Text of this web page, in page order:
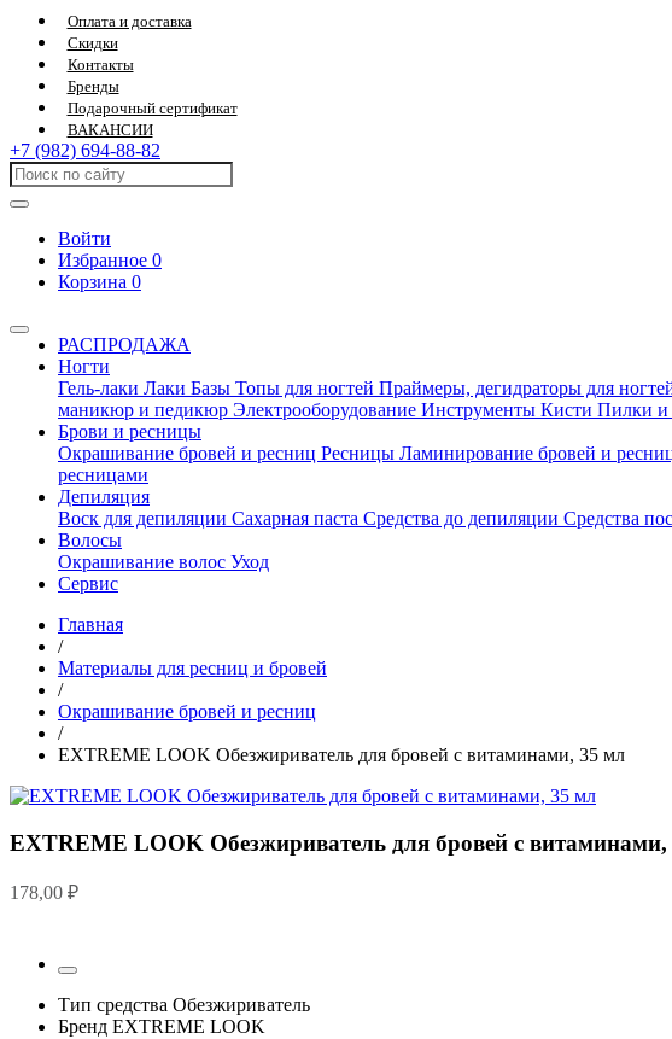
Оплата и доставка
Скидки
Контакты
Бренды
Подарочный сертификат
ВАКАНСИИ
+7 (982) 694-88-82
Войти
Избранное 0
Корзина 0
РАСПРОДАЖА
Ногти
Гель-лаки Лаки Базы Топы для ногтей Праймеры, дегидраторы для
маникюр и педикюр Электрооборудование Инструменты Кисти Пилки и
Брови и ресницы
Окрашивание бровей и ресниц Ресницы Ламинирование бровей и
ресницами
Депиляция
Воск для депиляции Сахарная паста Средства до депиляции Средства
Волосы
Окрашивание волос Уход
Сервис
Главная
/
Материалы для ресниц и бровей
/
Окрашивание бровей и ресниц
/
EXTREME LOOK Обезжириватель для бровей с витаминами, 35 мл
EXTREME LOOK Обезжириватель для бровей с
178,00 ₽
Тип средства Обезжириватель
Бренд EXTREME LOOK